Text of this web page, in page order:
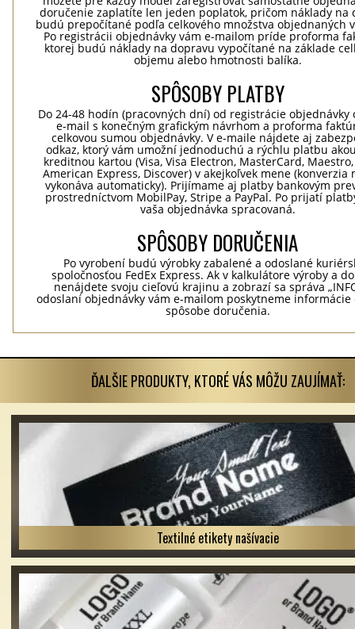
doručenie zaplatíte len jeden poplatok, pričom náklady na
budú prepočítané podľa celkového množstva objednaných
Po registrácii objednávky vám e-mailom príde proforma
ktorej budú náklady na dopravu vypočítané na základe
objemu alebo hmotnosti balíka.
SPÔSOBY PLATBY
Do 24-48 hodín (pracovných dní) od registrácie objednávky
e-mail s konečným grafickým návrhom a proforma
celkovou sumou objednávky. V e-maile nájdete aj
odkaz, ktorý vám umožní jednoduchú a rýchlu platbu
kreditnou kartou (Visa, Visa Electron, MasterCard,
American Express, Discover) v akejkoľvek mene (konverzia
vykonáva automaticky). Prijímame aj platby bankovým
prostredníctvom MobilPay, Stripe a PayPal. Po prijatí
vaša objednávka spracovaná.
SPÔSOBY DORUČENIA
Po vyrobení budú výrobky zabalené a odoslané
spoločnosťou FedEx Express. Ak v kalkulátore výroby a
nenájdete svoju cieľovú krajinu a zobrazí sa správa
odoslaní objednávky vám e-mailom poskytneme informácie
spôsobe doručenia.
ĎALŠIE PRODUKTY, KTORÉ VÁS MÔŽU ZAUJÍMAŤ:
Textilné etikety našívacie